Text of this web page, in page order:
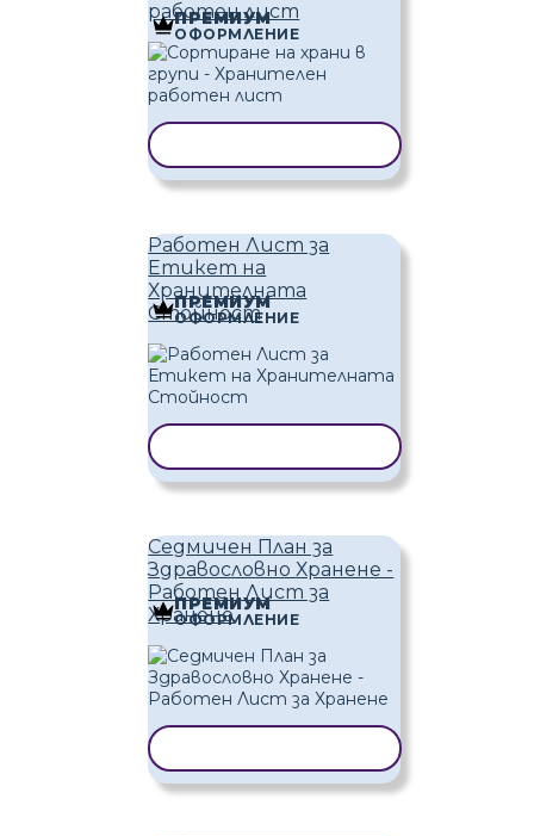
работен лист
ПРЕМИУМ
ОФОРМЛЕНИЕ
Работен Лист за
Етикет на
Хранителната
Стойност
ПРЕМИУМ
ОФОРМЛЕНИЕ
Седмичен План за
Здравословно Хранене -
Работен Лист за
Хранене
ПРЕМИУМ
ОФОРМЛЕНИЕ